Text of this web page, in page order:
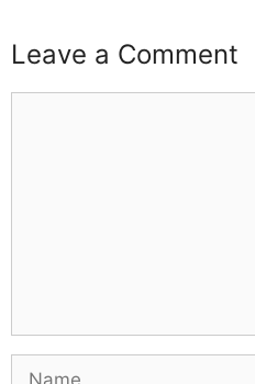
Leave a Comment